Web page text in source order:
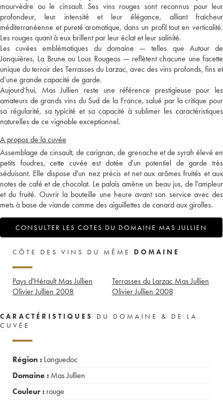
mourvèdre ou le cinsault. Ses vins rouges sont reconnus pour leur
profondeur, leur intensité et leur élégance, alliant fraîcheur
méditerranéenne et pureté aromatique, dans un profil tout en verticalité.
Les rouges quant à eux brillent par leur éclat et leur salinité.
Les cuvées emblématiques du domaine — telles que Autour de
Jonquières, La Brune ou Lous Rougeos — reflètent chacune une facette
unique du terroir des Terrasses du Larzac, avec des vins profonds, fins et
d’une grande capacité de garde.
Aujourd’hui, Mas Jullien reste une référence prestigieuse pour les
amateurs de grands vins du Sud de la France, salué par la critique pour
sa régularité, sa typicité et sa capacité à sublimer les caractéristiques
naturelles de ce vignoble exceptionnel.
A propos de la cuvée
Assemblage de cinsault, de carignan, de grenache et de syrah élevé en
petits foudres, cette cuvée est dotée d'un potentiel de garde très
séduisant. Elle dispose d'un nez précis et net aux arômes fruités et aux
notes de café et de chocolat. Le palais amène un beau jus, de l'ampleur
et du fruité. Ouvrir la bouteille une heure avant son service avec des
mets à base de viande comme des aiguillettes de canard aux girolles.
CONSULTER LES COTES DU DOMAINE MAS JULLIEN
CÔTE DES VINS DU MÊME DOMAINE
Pays d'Hérault Mas Jullien
Olivier Jullien 2008
Terrasses du Larzac Mas Jullien
Olivier Jullien 2008
CARACTÉRISTIQUES
DU DOMAINE & DE LA
CUVÉE
Région : Languedoc
Domaine : Mas Jullien
Couleur : rouge